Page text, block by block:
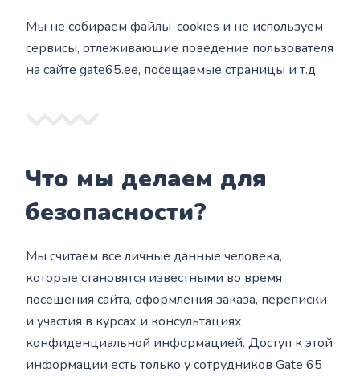
Мы не собираем файлы-cookies и не используем
сервисы, отлеживающие поведение пользователя
на сайте gate65.ee, посещаемые страницы и т.д.
Что мы делаем для
безопасности?
Мы считаем все личные данные человека,
которые становятся известными во время
посещения сайта, оформления заказа, переписки
и участия в курсах и консультациях,
конфиденциальной информацией. Доступ к этой
информации есть только у сотрудников Gate 65